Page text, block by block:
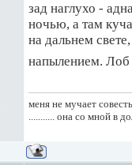
зад наглухо -
ночью, а там
на дальнем
напылением. Лоб
меня не мучает
........... она со мной в